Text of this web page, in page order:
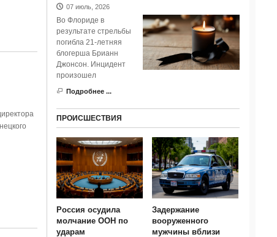
07 июль, 2026
Во Флориде в
результате стрельбы
погибла 21-летняя
блогерша Брианн
Джонсон. Инцидент
произошел
Подробнее ...
ПРОИСШЕСТВИЯ
Россия осудила
молчание ООН по
ударам
Задержание
вооруженного
мужчины вблизи